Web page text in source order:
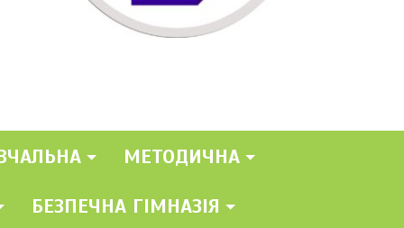
МЕТОДИЧНА
БЕЗПЕЧНА ГІМНАЗІЯ